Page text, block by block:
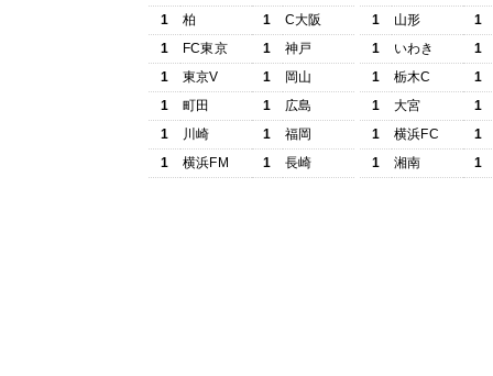
1
柏 1
C大阪
1
FC東京 1
神戸
1
東京V 1
岡山
1
町田 1
広島
1
川崎 1
福岡
1
横浜FM 1 長崎
1
山形
1
1
いわき
1
1
栃木C
1
1
大宮
1
1
横浜FC
1
1
湘南 1